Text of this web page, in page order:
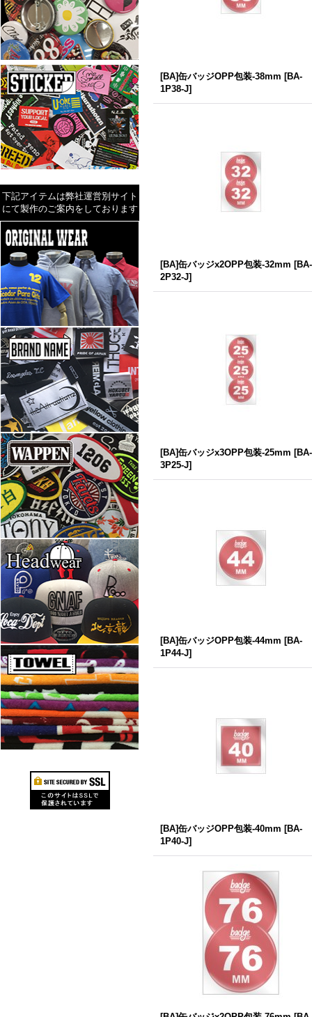
下記アイテムは弊社運営別サイト
にて製作のご案内をしております
[BA]缶バッジOPP包装-38mm [BA-
1P38-J]
[BA]缶バッジx2OPP包装-32mm [BA-
2P32-J]
[BA]缶バッジx3OPP包装-25mm [BA-
3P25-J]
[BA]缶バッジOPP包装-44mm [BA-
1P44-J]
[BA]缶バッジOPP包装-40mm [BA-
1P40-J]